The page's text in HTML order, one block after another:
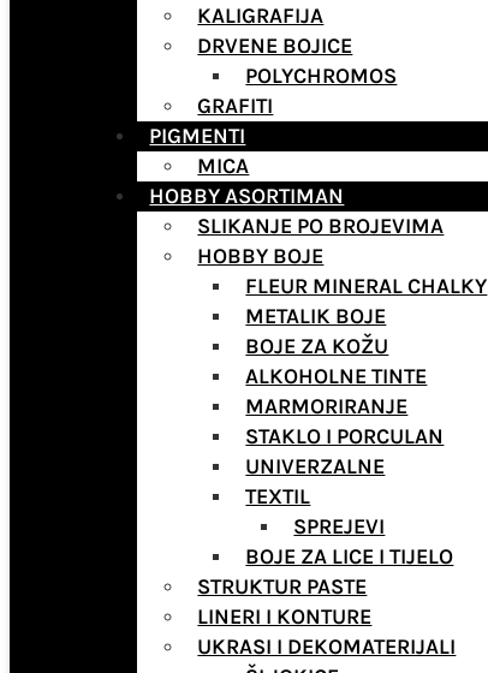
KALIGRAFIJA
DRVENE BOJICE
POLYCHROMOS
GRAFITI
PIGMENTI
MICA
HOBBY ASORTIMAN
SLIKANJE PO BROJEVIMA
HOBBY BOJE
FLEUR MINERAL CHALKY
METALIK BOJE
BOJE ZA KOŽU
ALKOHOLNE TINTE
MARMORIRANJE
STAKLO I PORCULAN
UNIVERZALNE
TEXTIL
SPREJEVI
BOJE ZA LICE I TIJELO
STRUKTUR PASTE
LINERI I KONTURE
UKRASI I DEKOMATERIJALI